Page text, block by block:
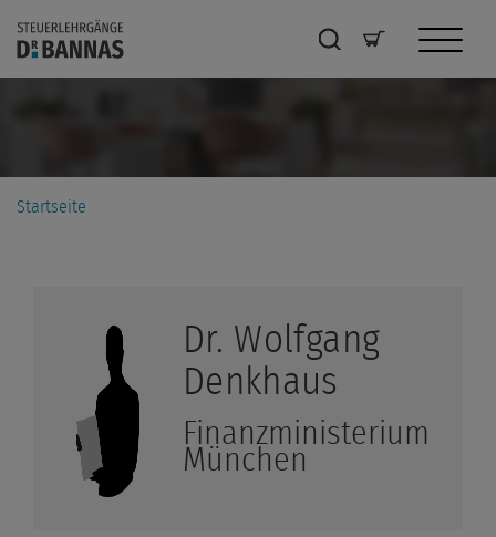
Startseite
Dr. Wolfgang
Denkhaus
Finanzministerium
München